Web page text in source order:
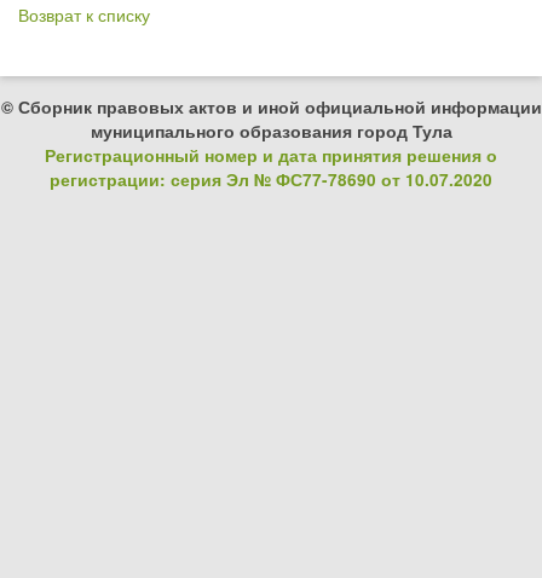
Возврат к списку
© Сборник правовых актов и иной официальной информации
муниципального образования город Тула
Регистрационный номер и дата принятия решения о
регистрации: серия Эл № ФС77-78690 от 10.07.2020